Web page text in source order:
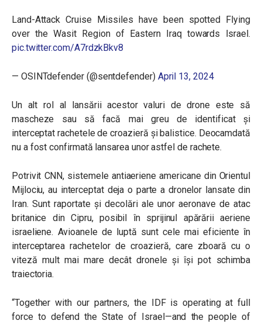
Land-Attack Cruise Missiles have been spotted Flying
over the Wasit Region of Eastern Iraq towards Israel.
pic.twitter.com/A7rdzkBkv8
— OSINTdefender (@sentdefender) April 13, 2024
Un alt rol al lansării acestor valuri de drone este să
mascheze sau să facă mai greu de identificat și
interceptat rachetele de croazieră și balistice. Deocamdată
nu a fost confirmată lansarea unor astfel de rachete.
Potrivit CNN, sistemele antiaeriene americane din Orientul
Mijlociu, au interceptat deja o parte a dronelor lansate din
Iran. Sunt raportate și decolări ale unor aeronave de atac
britanice din Cipru, posibil în sprijinul apărării aeriene
israeliene. Avioanele de luptă sunt cele mai eficiente în
interceptarea rachetelor de croazieră, care zboară cu o
viteză mult mai mare decât dronele și își pot schimba
traiectoria.
“Together with our partners, the IDF is operating at full
force to defend the State of Israel—and the people of